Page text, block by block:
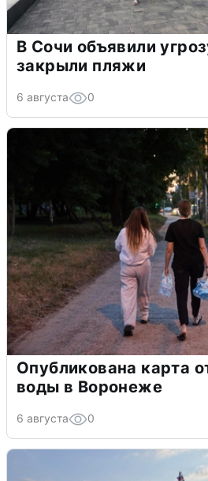
В Сочи объявили
закрыли пляжи
6 августа 0
Опубликована карта
воды в Воронеже
6 августа 0